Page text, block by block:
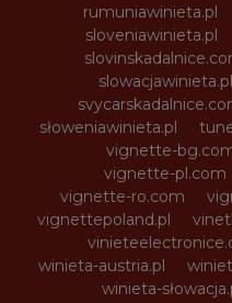
rumuniawinieta.pl
sloveniawinieta.pl
slowacjawinieta.pl
słoweniawinieta.pl
vignette-
vignette-pl.com
vignette-ro.com
vignettepoland.pl
winieta-austria.pl
winieta-